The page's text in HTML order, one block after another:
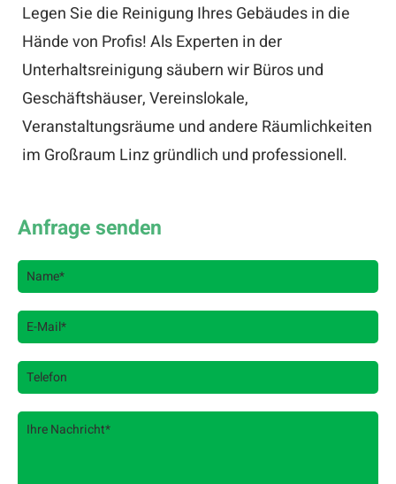
Legen Sie die Reinigung Ihres Gebäudes in die
Hände von Profis! Als Experten in der
Unterhaltsreinigung säubern wir Büros und
Geschäftshäuser, Vereinslokale,
Veranstaltungsräume und andere Räumlichkeiten
im Großraum Linz gründlich und professionell.
Anfrage senden